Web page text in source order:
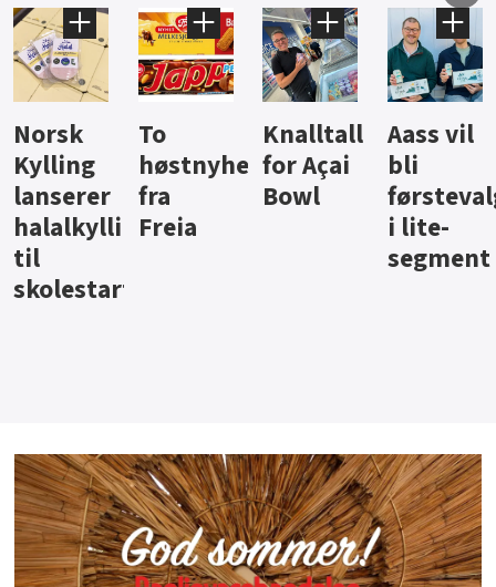
Knalltall
for Açai
Bowl
Aass vil
bli
førstevalg
i lite-
Brus og
jus fra
Berentsen
Hard
iste fra
Hansa